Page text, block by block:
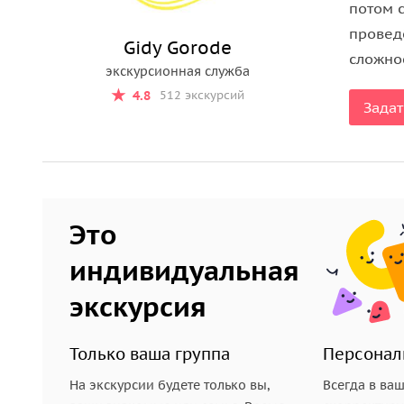
для бронирования экскурсии в период
вас внести предоплату в размере 20% на
Gidy Gorode
экскурсионная служба
4.8
512 экскурсий
потом
Это
индивидуальная
экскурсия
Только ваша группа
На экскурсии будете только вы,
Всегда в